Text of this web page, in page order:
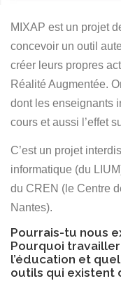
MIXAP est un projet
concevoir un outil
créer leurs propres
Réalité Augmentée.
dont les enseignants
cours et aussi l’effet
C’est un projet
informatique (du
du CREN (le Centre
Nantes).
Pourrais-tu nous
Pourquoi
l’éducation et
outils qui existent